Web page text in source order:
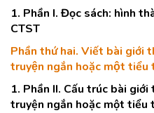
1. Phần I. Đọc sách: hình
CTST
Phần thứ hai. Viết bài giới
truyện ngắn hoặc một tiểu
1. Phần II. Cấu trúc bài
truyện ngắn hoặc một tiểu